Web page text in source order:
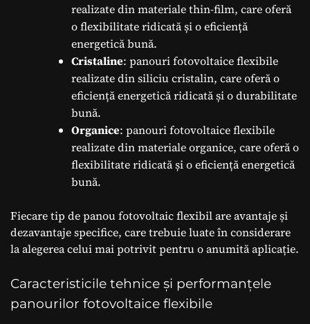
realizate din materiale thin-film, care oferă
o flexibilitate ridicată și o eficiență
energetică bună.
Cristaline: panouri fotovoltaice flexibile
realizate din siliciu cristalin, care oferă o
eficiență energetică ridicată și o durabilitate
bună.
Organice: panouri fotovoltaice flexibile
realizate din materiale organice, care oferă o
flexibilitate ridicată și o eficiență energetică
bună.
Fiecare tip de panou fotovoltaic flexibil are avantaje și
dezavantaje specifice, care trebuie luate în considerare
la alegerea celui mai potrivit pentru o anumită aplicație.
Caracteristicile tehnice și performanțele
panourilor fotovoltaice flexibile